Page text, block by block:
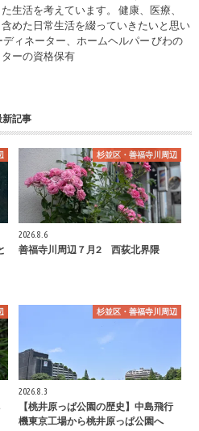
生活を考えています。 健康、医療、
めた日常生活を綴っていきたいと思い
ディネーター、ホームヘルパー びわの
ーの資格保有
新記事
杉並区・善福寺川周辺
2026.8.6
善福寺川周辺７月2 西荻北界隈
杉並区・善福寺川周辺
2026.8.3
【桃井原っぱ公園の歴史】中島飛行
機東京工場から桃井原っぱ公園へ